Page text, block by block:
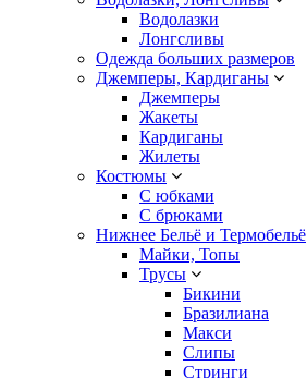
Водолазки
Лонгсливы
Одежда больших размеров
Джемперы, Кардиганы
Джемперы
Жакеты
Кардиганы
Жилеты
Костюмы
С юбками
С брюками
Нижнее Бельё и Термобельё
Майки, Топы
Трусы
Бикини
Бразилиана
Макси
Слипы
Стринги